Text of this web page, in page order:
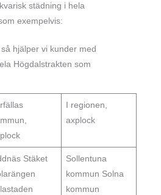
städning i hela
exempelvis:
hjälper vi kunder med
Högdalstrakten som
I regionen,
axplock
Stäket
Sollentuna
kommun Solna
kommun